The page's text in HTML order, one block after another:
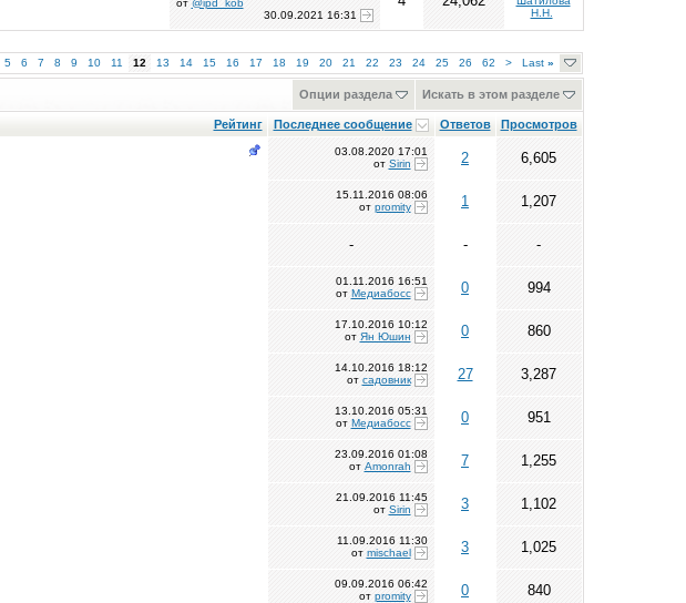
от @ipd_kob
30.09.2021 16:31
Н.Н.
5 6 7 8 9 10 11 12 13 14 15 16 17 18 19 20 21 22 23 24 25 26 62 > Last»
Опции раздела Искать в этом разделе
Рейтинг Последнее сообщение Ответов Просмотров
03.08.2020 17:01
от Sirin 2 6,605
15.11.2016 08:06
от promity 1 1,207
- - -
01.11.2016 16:51
от Медиабосс 0 994
17.10.2016 10:12
от Ян Юшин 0 860
14.10.2016 18:12
от садовник 27 3,287
13.10.2016 05:31
от Медиабосс 0 951
23.09.2016 01:08
от Amonrah 7 1,255
21.09.2016 11:45
от Sirin 3 1,102
11.09.2016 11:30
от mischael 3 1,025
09.09.2016 06:42
от promity 0 840